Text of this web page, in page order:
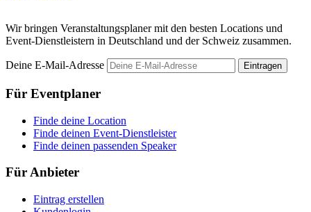
Wir bringen Veranstaltungsplaner mit den besten Locations und
Event-Dienstleistern in Deutschland und der Schweiz zusammen.
Deine E-Mail-Adresse Eintragen
Für Eventplaner
Finde deine Location
Finde deinen Event-Dienstleister
Finde deinen passenden Speaker
Für Anbieter
Eintrag erstellen